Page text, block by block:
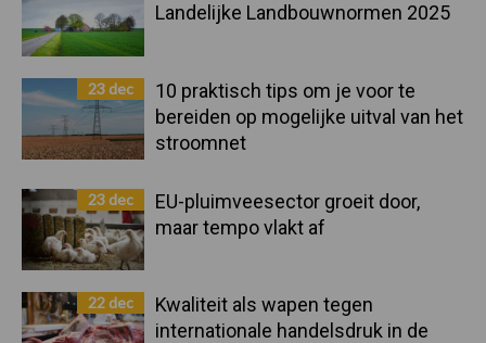
Landelijke Landbouwnormen 2025
23 dec
10 praktisch tips om je voor te
bereiden op mogelijke uitval van het
stroomnet
23 dec
EU-pluimveesector groeit door,
maar tempo vlakt af
22 dec
Kwaliteit als wapen tegen
internationale handelsdruk in de